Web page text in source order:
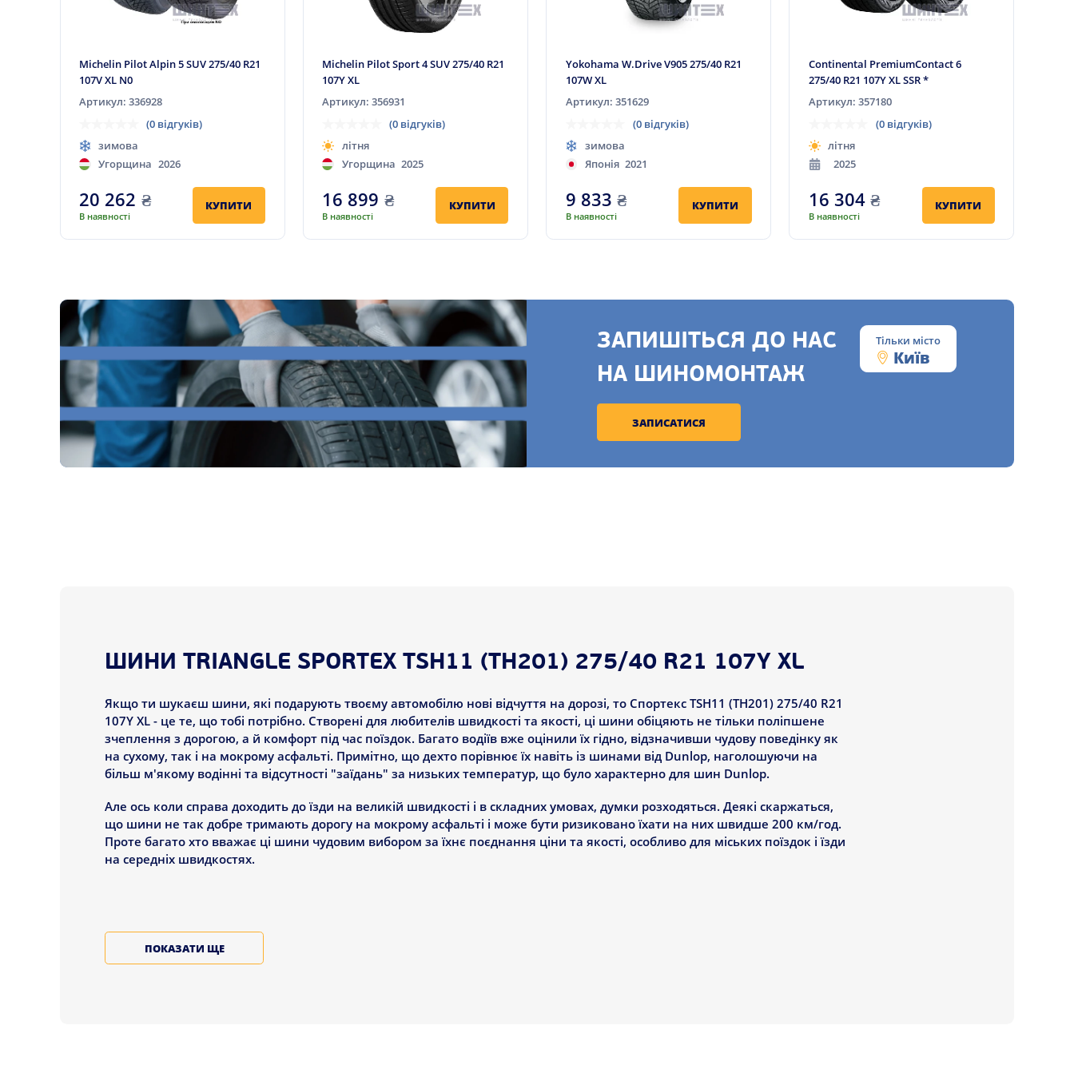
Michelin Pilot Alpin 5 SUV 275/40 R21
107V XL N0
Артикул: 336928
(0 відгуків)
зимова
Угорщина 2026
20 262 ₴
В наявності
КУПИТИ
Michelin Pilot Sport 4 SUV 275/40 R21
107Y XL
Артикул: 356931
(0 відгуків)
літня
Угорщина 2025
16 899 ₴
В наявності
КУПИТИ
Yokohama W.Drive V905 275/40 R21
107W XL
Артикул: 351629
(0 відгуків)
зимова
Японія 2021
9 833 ₴
В наявності
КУПИТИ
Continental PremiumContact 6
275/40 R21 107Y XL SSR *
Артикул: 357180
(0 відгуків)
літня
2025
16 304 ₴
В наявності
КУПИТИ
ЗАПИШІТЬСЯ ДО НАС
НА ШИНОМОНТАЖ
Тільки місто
Київ
ЗАПИСАТИСЯ
ШИНИ TRIANGLE SPORTEX TSH11 (TH201) 275/40 R21 107Y XL
Якщо ти шукаєш шини, які подарують твоєму автомобілю нові відчуття на дорозі, то Спортекс TSH11 (TH201) 275/40 R21
107Y XL - це те, що тобі потрібно. Створені для любителів швидкості та якості, ці шини обіцяють не тільки поліпшене
зчеплення з дорогою, а й комфорт під час поїздок. Багато водіїв вже оцінили їх гідно, відзначивши чудову поведінку як
на сухому, так і на мокрому асфальті. Примітно, що дехто порівнює їх навіть із шинами від Dunlop, наголошуючи на
більш м'якому водінні та відсутності "заїдань" за низьких температур, що було характерно для шин Dunlop.
Але ось коли справа доходить до їзди на великій швидкості і в складних умовах, думки розходяться. Деякі скаржаться,
що шини не так добре тримають дорогу на мокрому асфальті і може бути ризиковано їхати на них швидше 200 км/год.
Проте багато хто вважає ці шини чудовим вибором за їхнє поєднання ціни та якості, особливо для міських поїздок і їзди
на середніх швидкостях.
Ось різні розміри та характеристики на вибір, щоб підходити більшості водіїв. Можна знайти від 16 до 24 дюймів - є
ПОКАЗАТИ ЩЕ